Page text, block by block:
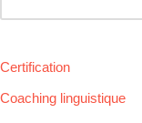
Certification
Coaching linguistique